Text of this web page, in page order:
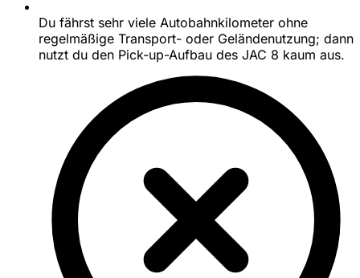
Du fährst sehr viele Autobahnkilometer ohne
regelmäßige Transport- oder Geländenutzung; dann
nutzt du den Pick-up-Aufbau des JAC 8 kaum aus.